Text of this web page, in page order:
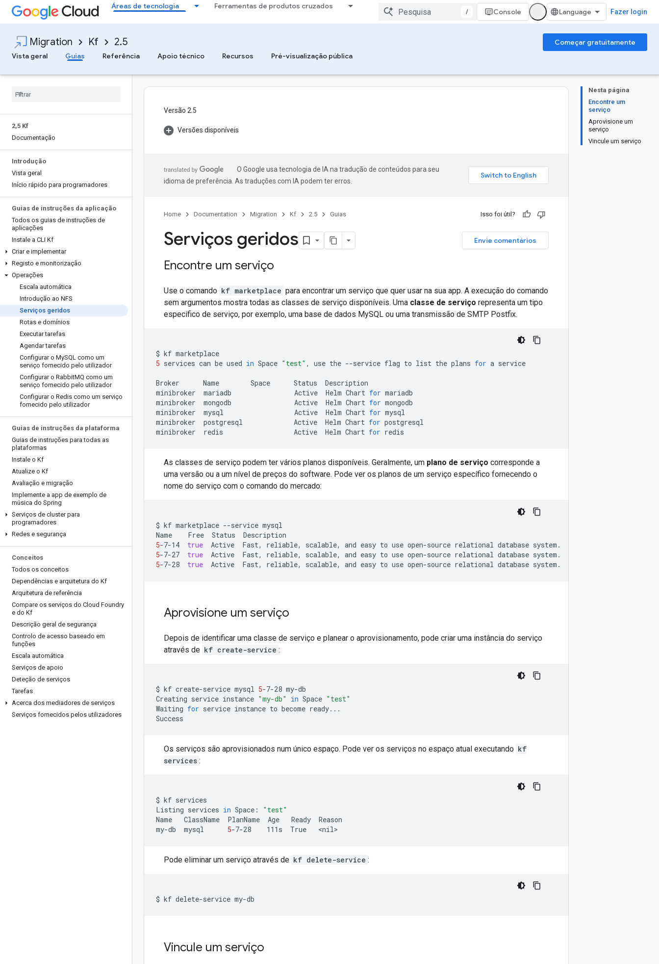
Áreas de tecnologia Ferramentas de produtos cruzados
/ Console Fazer login
Migration Kf 2.5
Começar gratuitamente
Vista geral
Guias Referência Apoio técnico Recursos Pré-visualização pública
2,5 Kf
Documentação
Introdução
Vista geral
Início rápido para programadores
Guias de instruções da aplicação
Todos os guias de instruções de
aplicações
Instale a CLI Kf
Criar e implementar
Registo e monitorização
Operações
Escala automática
Introdução ao NFS
Serviços geridos
Rotas e domínios
Executar tarefas
Agendar tarefas
Configurar o MySQL como um
serviço fornecido pelo utilizador
Configurar o RabbitMQ como um
serviço fornecido pelo utilizador
Configurar o Redis como um serviço
fornecido pelo utilizador
Guias de instruções da plataforma
Guias de instruções para todas as
plataformas
Instale o Kf
Atualize o Kf
Avaliação e migração
Implemente a app de exemplo de
música do Spring
Serviços de cluster para
programadores
Redes e segurança
Conceitos
Todos os conceitos
Dependências e arquitetura do Kf
Arquitetura de referência
Compare os serviços do Cloud Foundry
e do Kf
Descrição geral de segurança
Controlo de acesso baseado em
funções
Escala automática
Serviços de apoio
Deteção de serviços
Tarefas
Acerca dos mediadores de serviços
Serviços fornecidos pelos utilizadores
Nesta página
Encontre um
serviço
Aprovisione um
serviço
Vincule um serviço
Versão 2.5
Versões disponíveis
O Google usa tecnologia de IA na tradução de conteúdos para seu
idioma de preferência. As traduções com IA podem ter erros.
Home Documentation Migration Kf 2.5 Guias Isso foi útil?
Envie comentários
Serviços geridos
Encontre um serviço
Use o comando kf marketplace para encontrar um serviço que quer usar na sua app. A execução do comando
sem argumentos mostra todas as classes de serviço disponíveis. Uma classe de serviço representa um tipo
específico de serviço, por exemplo, uma base de dados MySQL ou uma transmissão de SMTP Postfix.
$ kf
5 services can be used in Space "test" , use the --service flag to list the plans for a service
Broker Name Space Status
Description
minibroker
mariadb Active Helm Chart for mariadb
minibroker
mongodb Active Helm Chart for mongodb
minibroker
mysql Active Helm Chart for mysql
minibroker
postgresql Active Helm Chart for postgresql
minibroker
redis Active Helm Chart for
As classes de serviço podem ter vários planos disponíveis. Geralmente, um plano de serviço corresponde a
uma versão ou a um nível de preços do software. Pode ver os planos de um serviço específico fornecendo o
nome do serviço com o comando do mercado:
$ kf marketplace --service mysql
Name
Free Status
5-7-14 true Active Fast, reliable, scalable, and easy to use open-source relational database
5-7-27 true Active Fast, reliable, scalable, and easy to use open-source relational database
5-7-28 true Active Fast, reliable, scalable, and easy to use open-source relational database
Aprovisione um serviço
Depois de identificar uma classe de serviço e planear o aprovisionamento, pode criar uma instância do serviço
através de kf create-service :
$ kf create-service mysql 5-7-28 my-db
Creating service instance "my-db" in Space "test"
Waiting for service instance to become ready...
Os serviços são aprovisionados num único espaço. Pode ver os serviços no espaço atual executando kf
services :
$ kf services
Listing services in Space:
"test"
Name
ClassName PlanName Age Ready
Reason
my-db
mysql 5-7-28 111s True
Pode eliminar um serviço através de kf delete-service :
$ kf delete-service
Vincule um serviço